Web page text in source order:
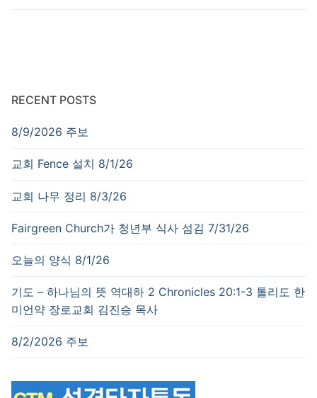
RECENT POSTS
8/9/2026 주보
교회 Fence 설치 8/1/26
교회 나무 정리 8/3/26
Fairgreen Church가 청년부 식사 섬김 7/31/26
오늘의 양식 8/1/26
기도 – 하나님의 뜻 역대하 2 Chronicles 20:1-3 톨리도 한
미언약 장로교회 김진승 목사
8/2/2026 주보